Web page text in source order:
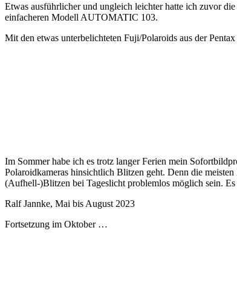
Etwas ausführlicher und ungleich leichter hatte ich zuvor die
einfacheren Modell AUTOMATIC 103.
Mit den etwas unterbelichteten Fuji/Polaroids aus der
Im Sommer habe ich es trotz langer Ferien mein
Polaroidkameras hinsichtlich Blitzen geht. Denn die
(Aufhell-)Blitzen bei Tageslicht problemlos möglich sein.
Ralf Jannke, Mai bis August 2023
Fortsetzung im Oktober …